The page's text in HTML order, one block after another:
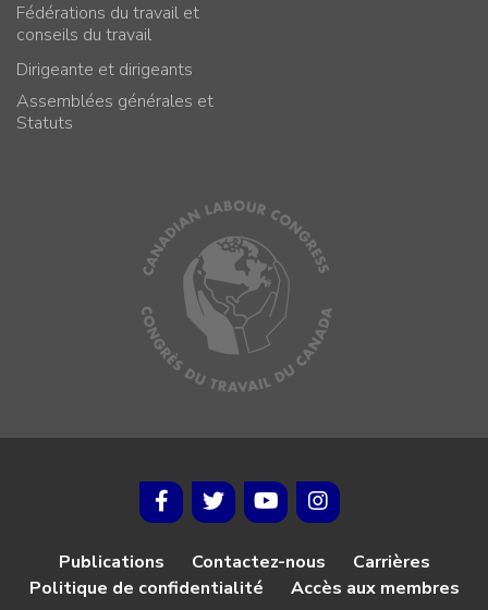
Fédérations du travail et
conseils du travail
Dirigeante et dirigeants
Assemblées générales et
Statuts
Publications Contactez-nous
Carrières
Politique de confidentialité
Accès aux membres